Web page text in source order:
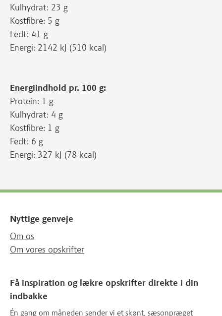
Kulhydrat: 23 g
Kostfibre: 5 g
Fedt: 41 g
Energi: 2142 kJ (510 kcal)
Energiindhold pr. 100 g:
Protein: 1 g
Kulhydrat: 4 g
Kostfibre: 1 g
Fedt: 6 g
Energi: 327 kJ (78 kcal)
Nyttige genveje
Om os
Om vores opskrifter
Få inspiration og lækre opskrifter direkte i din
indbakke
Én gang om måneden sender vi et skønt, sæsonpræget